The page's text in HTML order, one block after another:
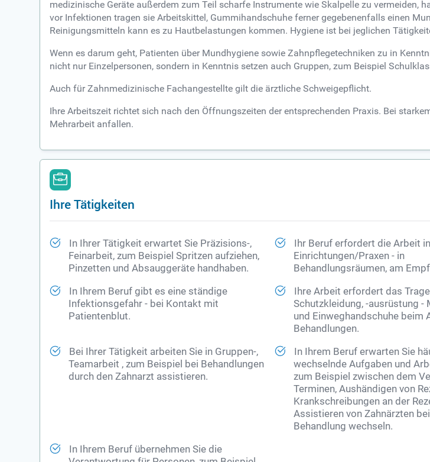
medizinische Geräte außerdem zum Teil scharfe Instrumente wie Skalpelle zu
vor Infektionen tragen sie Arbeitskittel, Gummihandschuhe ferner gegebenenfalls einen
Reinigungsmitteln kann es zu Hautbelastungen kommen. Hygiene ist bei jeglichen
Wenn es darum geht, Patienten über Mundhygiene sowie Zahnpflegetechniken zu in
nicht nur Einzelpersonen, sondern in Kenntnis setzen auch Gruppen, zum Beispiel
Auch für Zahnmedizinische Fachangestellte gilt die ärztliche Schweigepflicht.
Ihre Arbeitszeit richtet sich nach den Öffnungszeiten der entsprechenden Praxis. Bei
Mehrarbeit anfallen.
Ihre Tätigkeiten
In Ihrer Tätigkeit erwartet Sie Präzisions-,
Feinarbeit, zum Beispiel Spritzen aufziehen,
Pinzetten und Absauggeräte handhaben.
Ihr Beruf erfordert die Arbeit
Einrichtungen/Praxen - in
Behandlungsräumen, am
In Ihrem Beruf gibt es eine ständige
Infektionsgefahr - bei Kontakt mit
Patientenblut.
Ihre Arbeit erfordert das
Schutzkleidung, -ausrüstung -
und Einweghandschuhe beim
Behandlungen.
Bei Ihrer Tätigkeit arbeiten Sie in Gruppen-,
Teamarbeit , zum Beispiel bei Behandlungen
durch denZahnarzt assistieren.
In Ihrem Beruf erwarten Sie
wechselnde Aufgaben und
zum Beispiel zwischen dem
Terminen, Aushändigen von
Krankschreibungen an der
Assistieren von Zahnärzten
Behandlung wechseln.
In Ihrem Beruf übernehmen Sie die